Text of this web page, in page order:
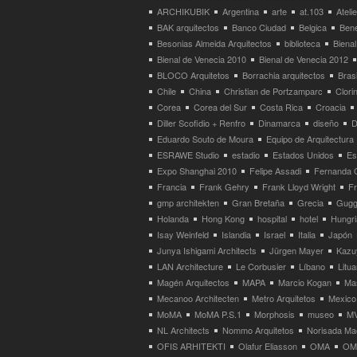
ARCHIKUBIK
Argentina arte at.103
BAK arquitectos
Banco Ciudad Belgica
Besonias Almeida Arquitectos
biblioteca
Bienal de Venecia 2010
Bienal de Venecia 2012
BLOCO Arquitetos
Borrachia arquitectos
Chile
China Christian de Portzamparc
Corea
Corea del Sur Costa Rica Croacia
Diller Scofidio + Renfro
Dinamarca diseño
Eduardo Souto de Moura
Equipo de Arquitectura
ESRAWE Studio
estadio Estados Unidos
Expo Shanghai 2010
Felipe Assadi Fernanda
Francia
Frank Gehry Frank Lloyd Wright
gmp architekten
Gran Bretaña Grecia
Holanda
Hong Kong hospital hotel
Isay Weinfeld
Islandia Israel Italia Japón
Junya Ishigami Architects
Jürgen Mayer
LAN Architecture
Le Corbusier Líbano
Magén Arquitectos
MAPA Marcio Kogan
Mecanoo Architecten
Metro Arquitetos Mexico
MoMA
MoMA P.S.1 Morphosis museo
NL Architects
Nommo Arquitetos Norisada
OFIS ARHITEKTI
Olafur Eliasson OMA